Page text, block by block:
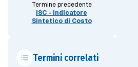
Termine precedente
ISC - Indicatore
Sintetico di Costo
Termini correlati